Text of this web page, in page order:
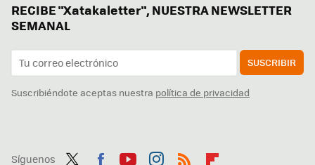
RECIBE "Xatakaletter", NUESTRA NEWSLETTER
SEMANAL
SUSCRIBIR
Suscribiéndote aceptas nuestra política de privacidad
Síguenos